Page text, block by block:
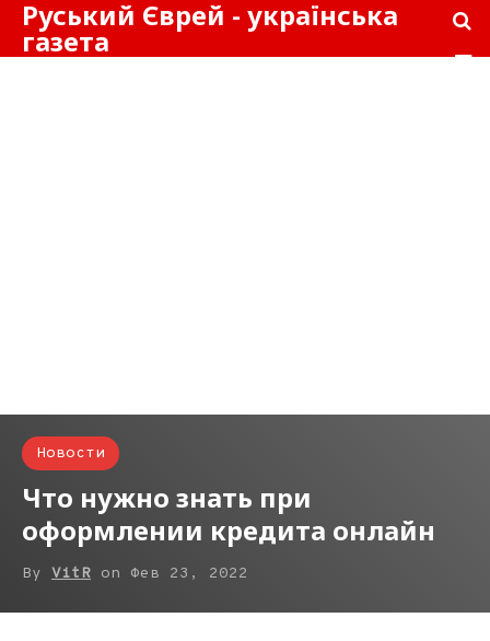
Руський Єврей - українська
газета
Новости
Что нужно знать при
оформлении кредита онлайн
By VitR on Фев 23, 2022